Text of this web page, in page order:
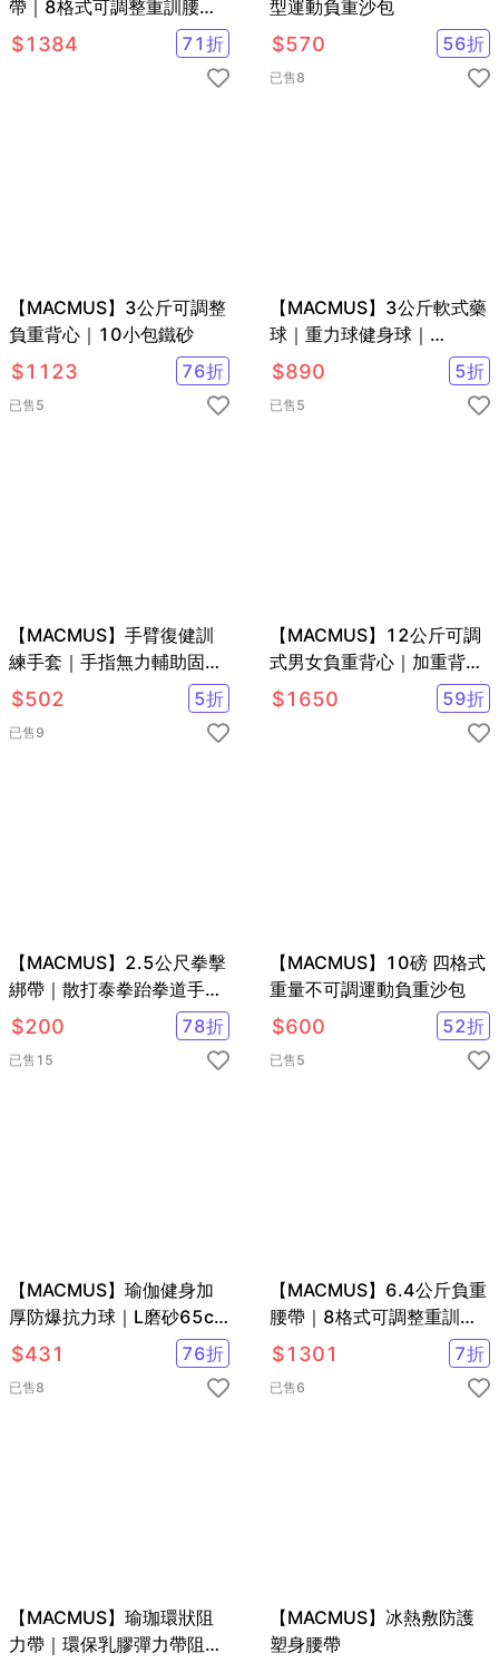
帶｜8格式可調整重訓腰帶
｜強化核心肌群鍛鍊腰部肌
肉
$1384 71 折
型運動負重沙包
$570 56折
已售8
【MACMUS】3公斤可調整
負重背心｜10小包鐵砂
$1123 76折
已售5
【MACMUS】3公斤軟式藥
球｜重力球健身球｜
Medicine Ball
$890 5折
已售5
【MACMUS】手臂復健訓
練手套｜手指無力輔助固定
手套｜中風偏癱截肢癱瘓手
部手指無力
$502 5折
已售9
【MACMUS】12公斤可調
式男女負重背心｜加重背心
加重衣｜復健背心 復健加重
衣
$1650 59折
【MACMUS】2.5公尺拳擊
綁帶｜散打泰拳跆拳道手綁
帶 多色可選拳擊訓練綁帶
腳踝綁帶 彈性手綁帶
$200 78折
已售 15
【MACMUS】10磅 四格式
重量不可調運動負重沙包
$600 52折
已售5
【MACMUS】瑜伽健身加
厚防爆抗力球｜L磨砂65cm
瑜珈球｜核心肌群鍛鍊抗力
球
$431 76折
已售8
【MACMUS】6.4公斤負重
腰帶｜8格式可調整重訓腰
帶｜強化核心肌群鍛鍊腰部
肌肉
$1301 7折
已售6
【MACMUS】瑜珈環狀阻
力帶｜環保乳膠彈力帶阻力
【MACMUS】冰熱敷防護
塑身腰帶